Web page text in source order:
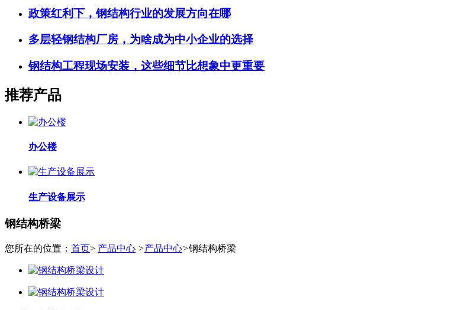
政策红利下，钢结构行业的发展方向在哪
多层轻钢结构厂房，为啥成为中小企业的选择
钢结构工程现场安装，这些细节比想象中更重要
推荐产品
办公楼
生产设备展示
钢结构桥梁
您所在的位置： 首页> 产品中心 >产品中心>钢结构桥梁